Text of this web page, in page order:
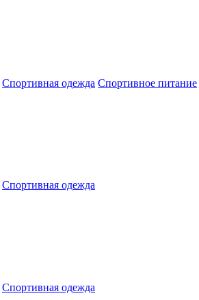
Спортивная одежда Спортивное питание
Спортивная одежда
Спортивная одежда